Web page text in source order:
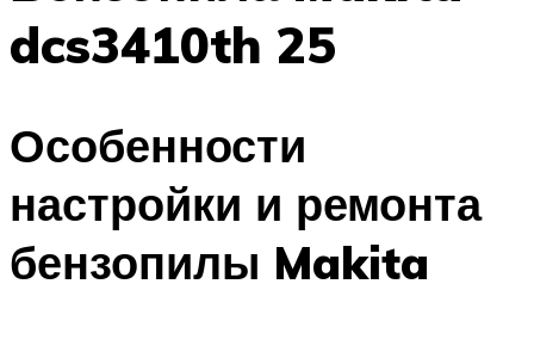
dcs3410th 25
Особенности
настройки и ремонта
бензопилы Makita